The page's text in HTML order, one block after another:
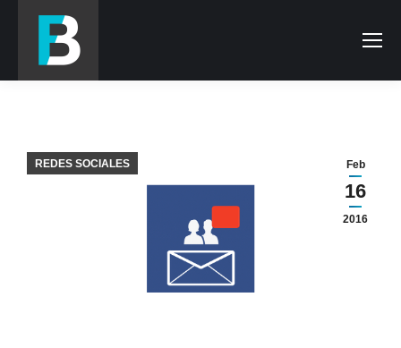
Feb
16
2016
REDES SOCIALES